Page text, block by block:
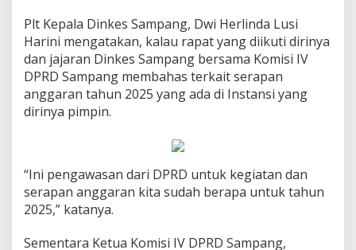
Plt Kepala Dinkes Sampang, Dwi Herlinda Lusi
Harini mengatakan, kalau rapat yang diikuti dirinya
dan jajaran Dinkes Sampang bersama Komisi IV
DPRD Sampang membahas terkait serapan
anggaran tahun 2025 yang ada di Instansi yang
dirinya pimpin.
“Ini pengawasan dari DPRD untuk kegiatan dan
serapan anggaran kita sudah berapa untuk tahun
2025,” katanya.
Sementara Ketua Komisi IV DPRD Sampang,